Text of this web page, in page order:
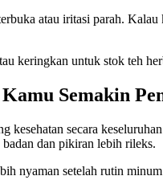
atau iritasi parah.
keringkan untuk stok teh
Semakin
kesehatan secara
dan pikiran lebih rileks.
nyaman setelah rutin